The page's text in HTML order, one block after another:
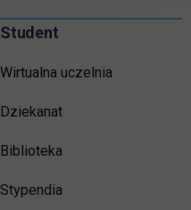
Student
Wirtualna uczelnia
Dziekanat
Biblioteka
Stypendia